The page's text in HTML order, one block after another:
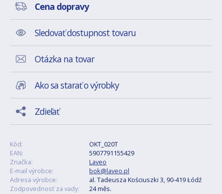
Cena dopravy
Sledovať dostupnost tovaru
Otázka na tovar
Ako sa starať o výrobky
Zdieľať
Kód:
OKT_020T
EAN:
5907791155429
Značka:
Laveo
E-mail výrobce:
bok@laveo.pl
Adresa výrobce:
al. Tadeusza Kościuszki 3, 90-419 Łódź
Zodpovednosť za vady:
24 měs.